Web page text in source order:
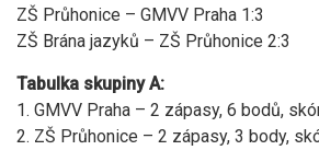
ZŠ Průhonice – GMVV Praha 1:3
ZŠ Brána jazyků – ZŠ Průhonice 2:3
Tabulka skupiny A:
1. GMVV Praha – 2 zápasy, 6 bodů,
2. ZŠ Průhonice – 2 zápasy, 3 body,